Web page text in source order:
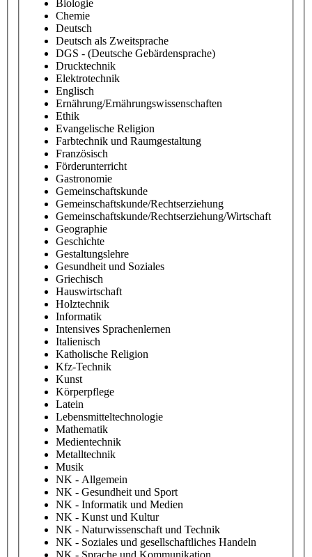
Biologie
Chemie
Deutsch
Deutsch als Zweitsprache
DGS - (Deutsche Gebärdensprache)
Drucktechnik
Elektrotechnik
Englisch
Ernährung/Ernährungswissenschaften
Ethik
Evangelische Religion
Farbtechnik und Raumgestaltung
Französisch
Förderunterricht
Gastronomie
Gemeinschaftskunde
Gemeinschaftskunde/Rechtserziehung
Gemeinschaftskunde/Rechtserziehung/Wirtschaft
Geographie
Geschichte
Gestaltungslehre
Gesundheit und Soziales
Griechisch
Hauswirtschaft
Holztechnik
Informatik
Intensives Sprachenlernen
Italienisch
Katholische Religion
Kfz-Technik
Kunst
Körperpflege
Latein
Lebensmitteltechnologie
Mathematik
Medientechnik
Metalltechnik
Musik
NK - Allgemein
NK - Gesundheit und Sport
NK - Informatik und Medien
NK - Kunst und Kultur
NK - Naturwissenschaft und Technik
NK - Soziales und gesellschaftliches Handeln
NK - Sprache und Kommunikation